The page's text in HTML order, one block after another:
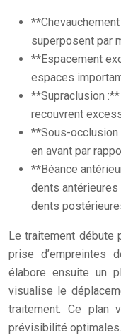
superposent par
**Espacement
espaces
**Supraclusion
recouvrent
**Sous-
en avant par
**Béance
dents
dents
Le traitement débute
prise d’empreintes
élabore ensuite un
visualise le
traitement. Ce plan
prévisibilité optimales.